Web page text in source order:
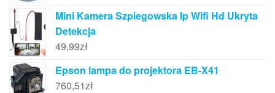
Mini Kamera Szpiegowska Ip Wifi Hd Ukryta
Detekcja
49,99zł
Epson lampa do projektora EB-X41
760,51zł